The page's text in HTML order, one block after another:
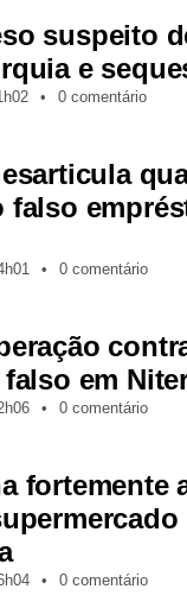
suspeito
e
• 0 comentário
falso
• 0 comentário
em
• 0 comentário
fortemente
• 0 comentário